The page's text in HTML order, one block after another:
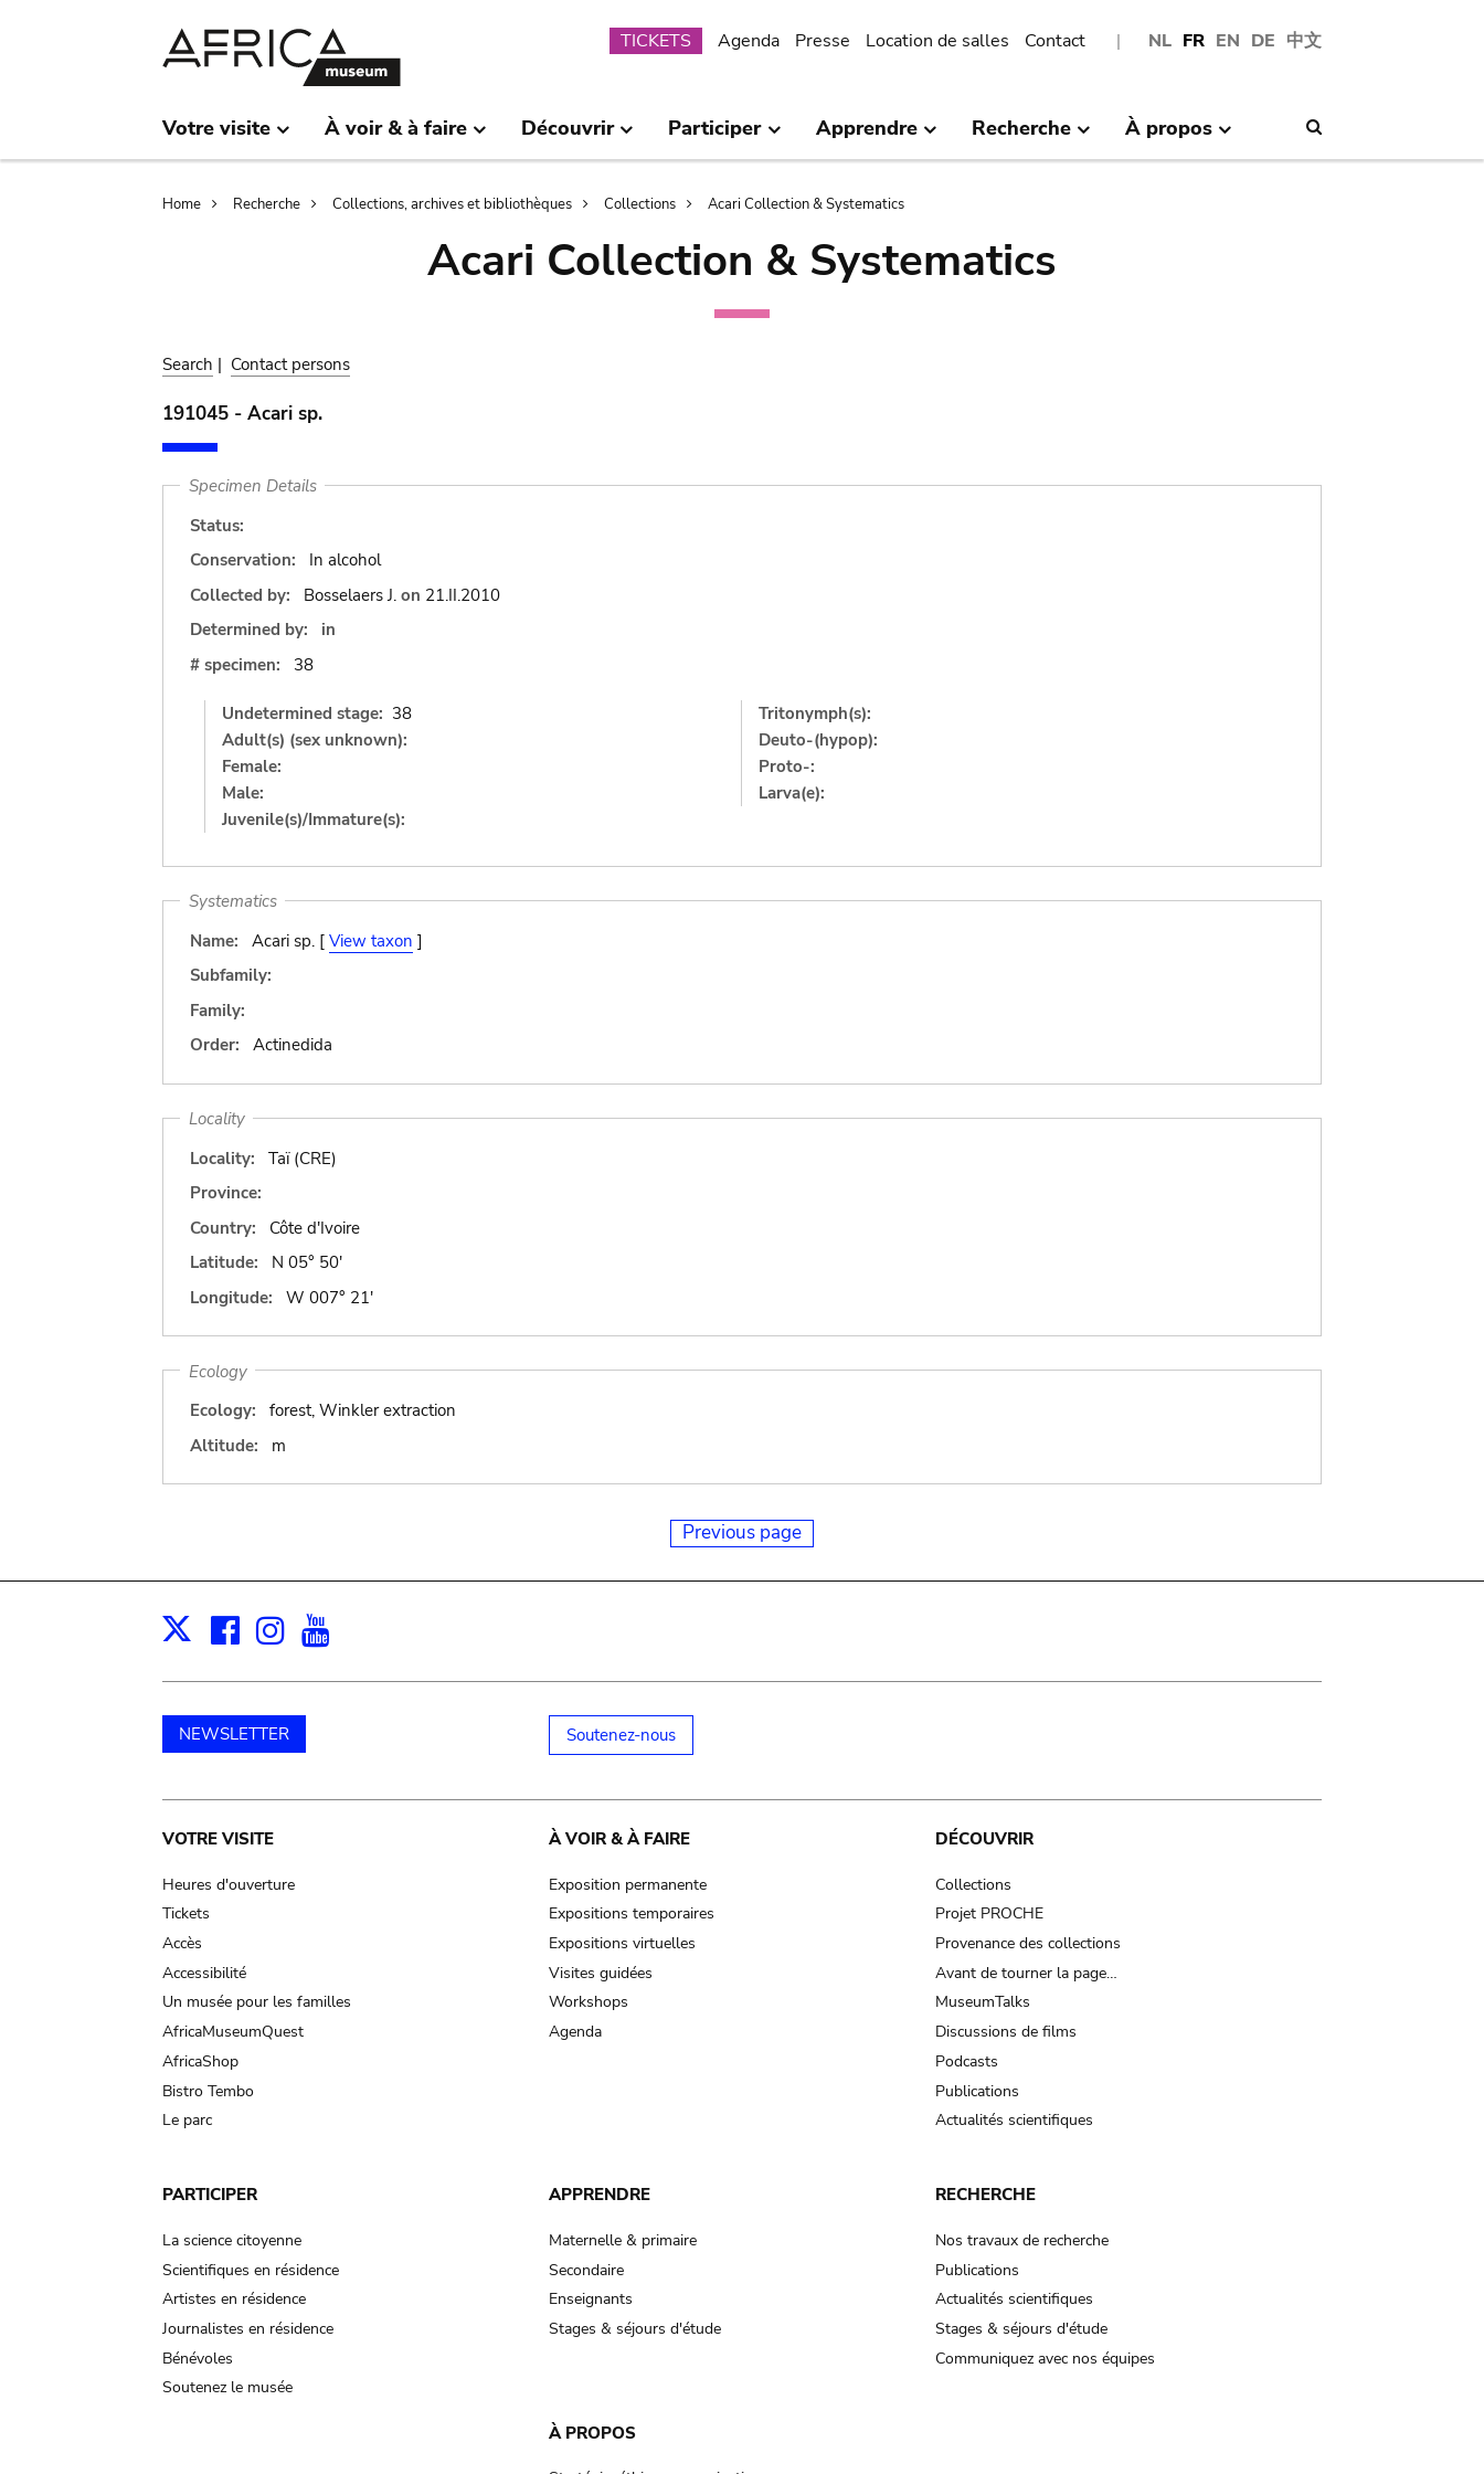
NL FR EN DE 中文
Submenu
TICKETS Agenda Presse Location de salles Contact
Votre visite À voir & à faire Découvrir Participer Apprendre Recherche À propos
Breadcrumb
Home Recherche Collections, archives et bibliothèques Collections Acari Collection & Systematics
Acari Collection & Systematics
Search | Contact persons
191045 - Acari sp.
Specimen Details
Status:
Conservation:
In alcohol
Collected by:
Bosselaers J. on 21.II.2010
Determined by:
in
# specimen:
38
Undetermined stage: 38
Adult(s) (sex unknown):
Female:
Male:
Juvenile(s)/Immature(s):
Tritonymph(s):
Deuto-(hypop):
Proto-:
Larva(e):
Systematics
Name:
Acari sp. [ View taxon ]
Subfamily:
Family:
Order:
Actinedida
Locality
Locality:
Taï (CRE)
Province:
Country:
Côte d'Ivoire
Latitude:
N 05° 50'
Longitude:
W 007° 21'
Ecology
Ecology:
forest, Winkler extraction
Altitude:
m
Previous page
X Facebook
Instagram
NEWSLETTER Soutenez-nous
Main
navigation
VOTRE VISITE
Heures d'ouverture
Tickets
Accès
Accessibilité
Un musée pour les familles
AfricaMuseumQuest
AfricaShop
Bistro Tembo
Le parc
À VOIR & À FAIRE
Exposition permanente
Expositions temporaires
Expositions virtuelles
Visites guidées
Workshops
Agenda
DÉCOUVRIR
Collections
Projet PROCHE
Provenance des collections
Avant de tourner la page…
MuseumTalks
Discussions de films
Podcasts
Publications
Actualités scientifiques
PARTICIPER
La science citoyenne
Scientifiques en résidence
Artistes en résidence
Journalistes en résidence
Bénévoles
Soutenez le musée
APPRENDRE
Maternelle & primaire
Secondaire
Enseignants
Stages & séjours d'étude
RECHERCHE
Nos travaux de recherche
Publications
Actualités scientifiques
Stages & séjours d'étude
Communiquez avec nos équipes
À PROPOS